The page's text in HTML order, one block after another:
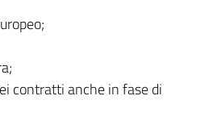
contratti anche in fase di